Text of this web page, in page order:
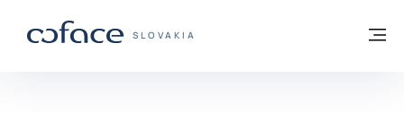
COFACE FOR TRADE - WEBOVÁ STRÁNKA
SLOVAKIA
Späť na domovskú stránku